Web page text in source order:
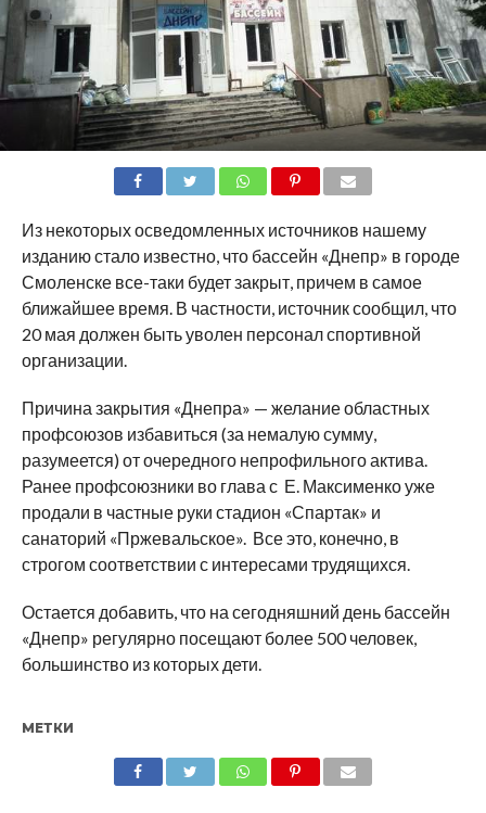
Из некоторых осведомленных источников нашему
изданию стало известно, что бассейн «Днепр» в городе
Смоленске все-таки будет закрыт, причем в самое
ближайшее время. В частности, источник сообщил, что
20 мая должен быть уволен персонал спортивной
организации.
Причина закрытия «Днепра» — желание областных
профсоюзов избавиться (за немалую сумму,
разумеется) от очередного непрофильного актива.
Ранее профсоюзники во глава с Е. Максименко уже
продали в частные руки стадион «Спартак» и
санаторий «Пржевальское». Все это, конечно, в
строгом соответствии с интересами трудящихся.
Остается добавить, что на сегодняшний день бассейн
«Днепр» регулярно посещают более 500 человек,
большинство из которых дети.
МЕТКИ